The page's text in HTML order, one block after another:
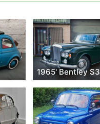
1965' Bentley S3